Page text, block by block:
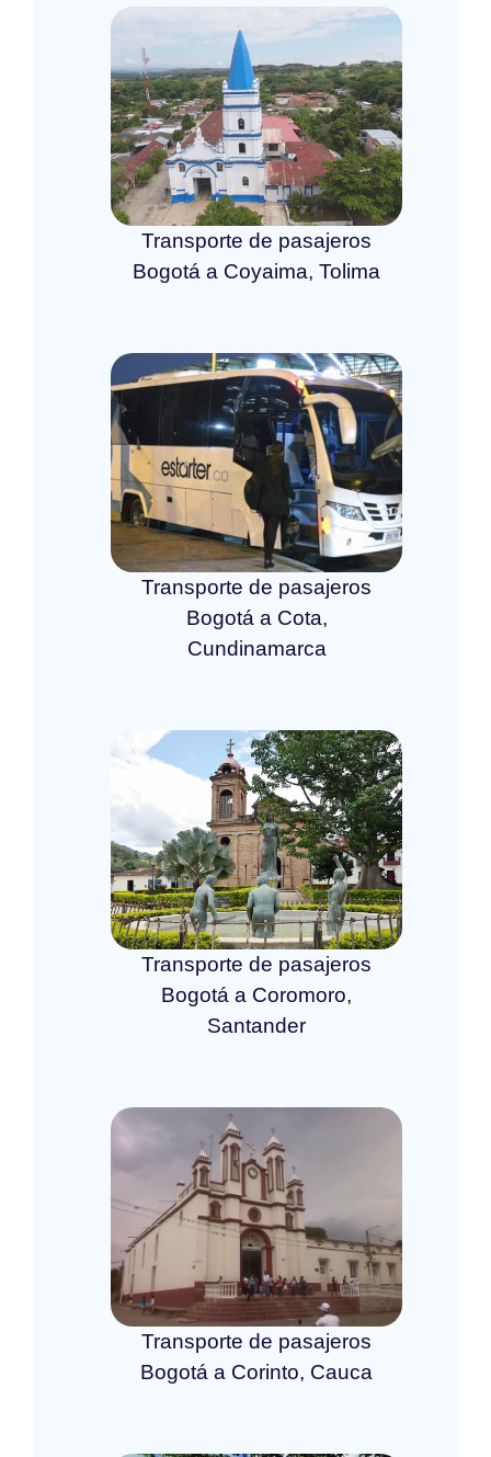
Transporte de pasajeros
Bogotá a Coyaima, Tolima
Transporte de pasajeros
Bogotá a Cota,
Cundinamarca
Transporte de pasajeros
Bogotá a Coromoro,
Santander
Transporte de pasajeros
Bogotá a Corinto, Cauca